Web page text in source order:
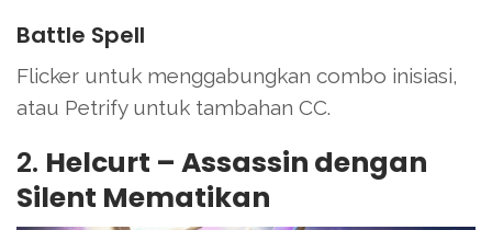
Battle Spell
Flicker untuk menggabungkan combo inisiasi,
atau Petrify untuk tambahan CC.
2. Helcurt – Assassin dengan
Silent Mematikan